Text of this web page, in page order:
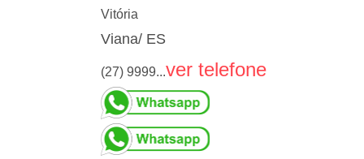
Vitória
Viana/ ES
(27) 9999...ver telefone